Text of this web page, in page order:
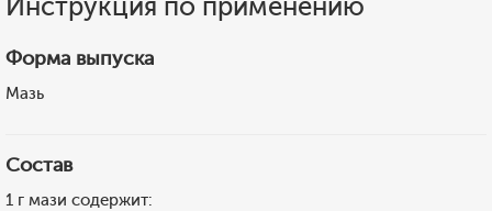
Форма выпуска
Мазь
Состав
1 г мази содержит: